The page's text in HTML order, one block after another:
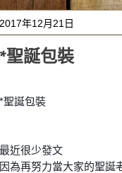
2017年12月21日
*聖誕包裝
*聖誕包裝
最近很少發文
因為再努力當大家的聖誕